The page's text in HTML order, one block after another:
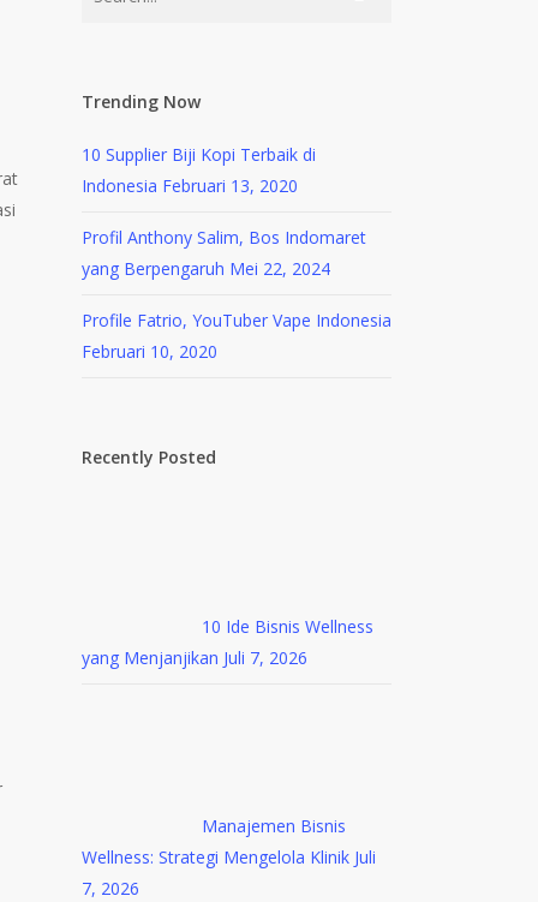
Trending Now
10 Supplier Biji Kopi Terbaik di
Indonesia Februari 13, 2020
Profil Anthony Salim, Bos Indomaret
yang Berpengaruh Mei 22, 2024
Profile Fatrio, YouTuber Vape Indonesia
Februari 10, 2020
Recently Posted
10 Ide Bisnis Wellness
yang Menjanjikan Juli 7, 2026
Manajemen Bisnis
Wellness: Strategi Mengelola Klinik Juli
7, 2026